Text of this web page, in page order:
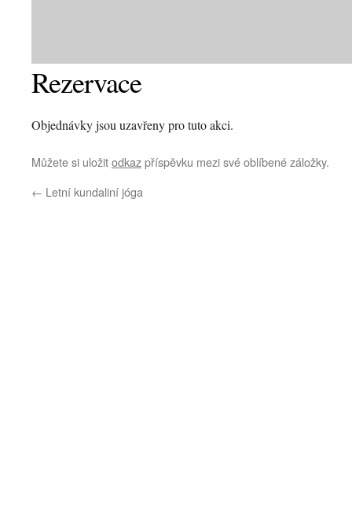
Rezervace
Objednávky jsou uzavřeny pro tuto akci.
Můžete si uložitodkazpříspěvku mezi své oblíbené záložky.
← Letní kundaliní jóga